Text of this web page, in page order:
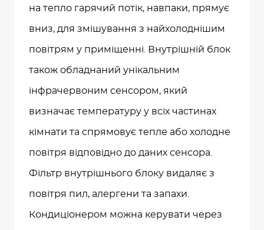
на тепло гарячий потік, навпаки, прямує
вниз, для змішування з найхолоднішим
повітрям у приміщенні. Внутрішній блок
також обладнаний унікальним
інфрачервоним сенсором, який
визначає температуру у всіх частинах
кімнати та спрямовує тепле або холодне
повітря відповідно до даних сенсора.
Фільтр внутрішнього блоку видаляє з
повітря пил, алергени та запахи.
Кондиціонером можна керувати через